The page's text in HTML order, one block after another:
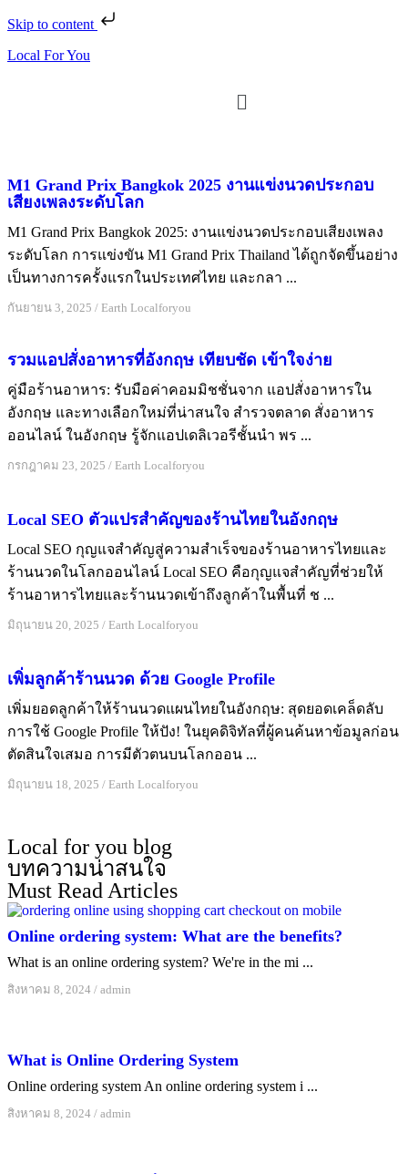
Skip to content
Local For You
M1 Grand Prix Bangkok 2025 งานแข่งนวดประกอบ
เสียงเพลงระดับโลก
M1 Grand Prix Bangkok 2025: งานแข่งนวดประกอบเสียงเพลง
ระดับโลก การแข่งขัน M1 Grand Prix Thailand ได้ถูกจัดขึ้นอย่าง
เป็นทางการครั้งแรกในประเทศไทย และกลา ...
กันยายน 3, 2025 / Earth Localforyou
รวมแอปสั่งอาหารที่อังกฤษ เทียบชัด เข้าใจง่าย
คู่มือร้านอาหาร: รับมือค่าคอมมิชชั่นจาก แอปสั่งอาหารใน
อังกฤษ และทางเลือกใหม่ที่น่าสนใจ สำรวจตลาด สั่งอาหาร
ออนไลน์ ในอังกฤษ รู้จักแอปเดลิเวอรีชั้นนำ พร ...
กรกฎาคม 23, 2025 / Earth Localforyou
Local SEO ตัวแปรสำคัญของร้านไทยในอังกฤษ
Local SEO กุญแจสำคัญสู่ความสำเร็จของร้านอาหารไทยและ
ร้านนวดในโลกออนไลน์ Local SEO คือกุญแจสำคัญที่ช่วยให้
ร้านอาหารไทยและร้านนวดเข้าถึงลูกค้าในพื้นที่ ช ...
มิถุนายน 20, 2025 / Earth Localforyou
เพิ่มลูกค้าร้านนวด ด้วย Google Profile
เพิ่มยอดลูกค้าให้ร้านนวดแผนไทยในอังกฤษ: สุดยอดเคล็ดลับ
การใช้ Google Profile ให้ปัง! ในยุคดิจิทัลที่ผู้คนค้นหาข้อมูลก่อน
ตัดสินใจเสมอ การมีตัวตนบนโลกออน ...
มิถุนายน 18, 2025 / Earth Localforyou
Local for you blog
บทความน่าสนใจ
Must Read Articles
Online ordering system: What are the benefits?
What is an online ordering system? We're in the mi ...
สิงหาคม 8, 2024 / admin
What is Online Ordering System
Online ordering system An online ordering system i ...
สิงหาคม 8, 2024 / admin